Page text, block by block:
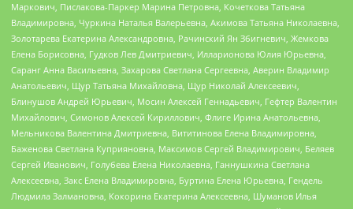
Маркович, Пислакова-Паркер Марина Петровна, Кочеткова Татьяна
Владимировна, Чуркина Наталья Валерьевна, Акимова Татьяна Николаевна,
Золотарева Екатерина Александровна, Рачинский Ян Збигневич, Жемкова
Елена Борисовна, Гудков Лев Дмитриевич, Илларионова Юлия Юрьевна,
Саранг Анна Васильевна, Захарова Светлана Сергеевна, Аверин Владимир
Анатольевич, Щур Татьяна Михайловна, Щур Николай Алексеевич,
Блинушов Андрей Юрьевич, Мосин Алексей Геннадьевич, Гефтер Валентин
Михайлович, Симонов Алексей Кириллович, Флиге Ирина Анатольевна,
Мельникова Валентина Дмитриевна, Вититинова Елена Владимировна,
Баженова Светлана Куприяновна, Максимов Сергей Владимирович, Беляев
Сергей Иванович, Голубева Елена Николаевна, Ганнушкина Светлана
Алексеевна, Закс Елена Владимировна, Буртина Елена Юрьевна, Гендель
Людмила Залмановна, Кокорина Екатерина Алексеевна, Шуманов Илья